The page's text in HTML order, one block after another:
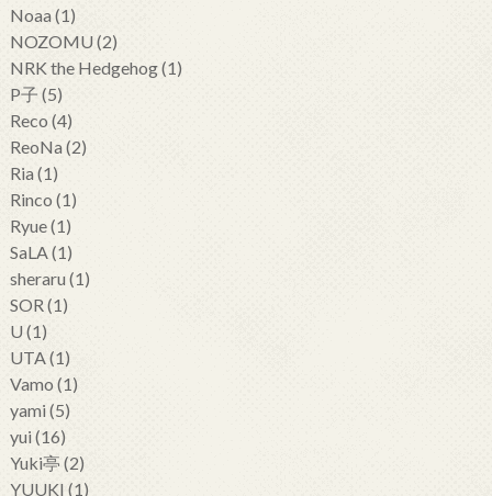
Noaa(1)
NOZOMU(2)
NRK the Hedgehog(1)
P子 (5)
Reco (4)
ReoNa(2)
Ria(1)
Rinco (1)
Ryue(1)
SaLA (1)
sheraru (1)
SOR (1)
U(1)
UTA (1)
Vamo (1)
yami(5)
yui (16)
Yuki亭 (2)
YUUKI (1)